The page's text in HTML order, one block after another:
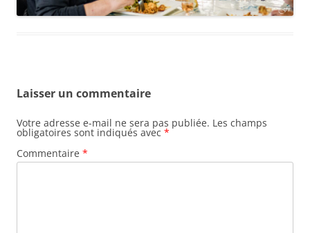
Laisser un commentaire
Votre adresse e-mail ne sera pas publiée. Les champs
obligatoires sont indiqués avec *
Commentaire *